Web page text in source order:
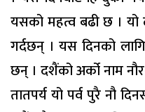
यसको महत्व बढी छ । यो
गर्दछन् । यस दिनको
छन् । दशैंको अर्को नाम
तातपर्य यो पर्व पुरै नौ